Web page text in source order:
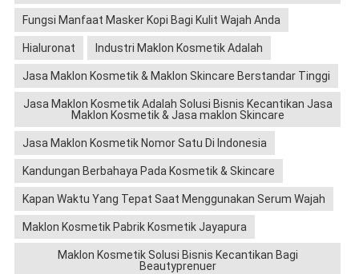
Fungsi Manfaat Masker Kopi Bagi Kulit Wajah Anda
Hialuronat Industri Maklon Kosmetik Adalah
Jasa Maklon Kosmetik & Maklon Skincare Berstandar Tinggi
Jasa Maklon Kosmetik Adalah Solusi Bisnis Kecantikan Jasa
Maklon Kosmetik & Jasa maklon Skincare
Jasa Maklon Kosmetik Nomor Satu Di Indonesia
Kandungan Berbahaya Pada Kosmetik & Skincare
Kapan Waktu Yang Tepat Saat Menggunakan Serum Wajah
Maklon Kosmetik Pabrik Kosmetik Jayapura
Maklon Kosmetik Solusi Bisnis Kecantikan Bagi
Beautyprenuer